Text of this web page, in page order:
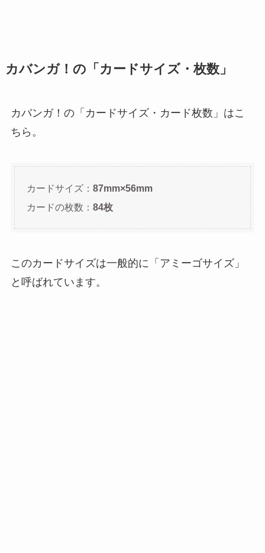
カバンガ！の「カードサイズ・枚数」
カバンガ！の「カードサイズ・カード枚数」はこ
ちら。
カードサイズ： 87mm×56mm
カードの枚数： 84枚
このカードサイズは一般的に「アミーゴサイズ」
と呼ばれています。